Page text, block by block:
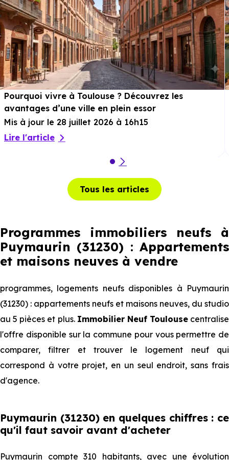
Pourquoi vivre à Toulouse ? Découvrez les
avantages d’une ville en plein essor
Mis à jour le 28 juillet 2026 à 16h15
Lire l'article
Tous les articles
Programmes immobiliers neufs à
Puymaurin (31230) : Appartements
et maisons neuves à vendre
programmes, logements neufs disponibles à Puymaurin
(31230) : appartements neufs et maisons neuves, du studio
au 5 pièces et plus. Immobilier Neuf Toulousecentralise
l'offre disponible sur la commune pour vous permettre de
comparer, filtrer et trouver le logement neuf qui
correspond à votre projet, en un seul endroit, sans frais
d'agence.
Puymaurin (31230) en quelques chiffres : ce
qu'il faut savoir avant d'acheter
Puymaurin compte 310 habitants, avec une évolution